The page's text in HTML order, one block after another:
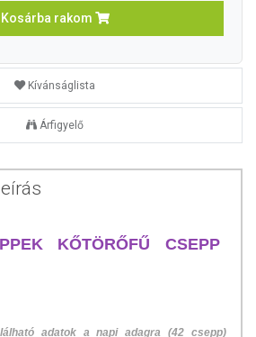
Kosárba rakom
Kívánságlista
Árfigyelő
KŐTÖRŐFŰ CSEPP
adatok a napi adagra (42 csepp)